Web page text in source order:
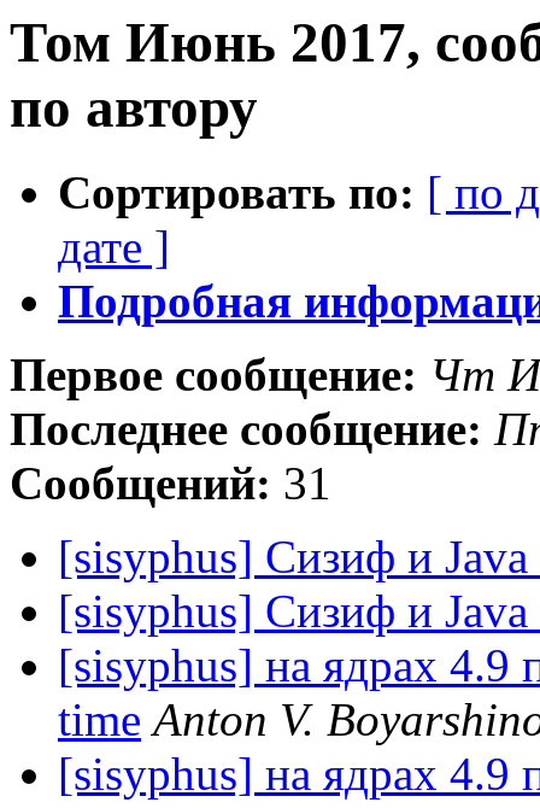
Том Июнь 2017,
по автору
Сортировать по: [ по
дате ]
Подробная
Первое сообщение: Чт
Последнее сообщение:
Сообщений: 31
[sisyphus] Сизиф и Java
[sisyphus] Сизиф и Java
[sisyphus] на ядрах 4.9
time Anton V.
[sisyphus] на ядрах 4.9